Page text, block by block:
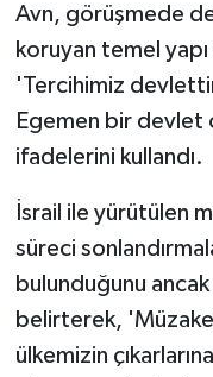
Avn, görüşmede
koruyan temel
'Tercihimiz
Egemen bir devlet
ifadelerini kullandı.
İsrail ile yürütülen
süreci
bulunduğunu ancak
belirterek,
ülkemizin